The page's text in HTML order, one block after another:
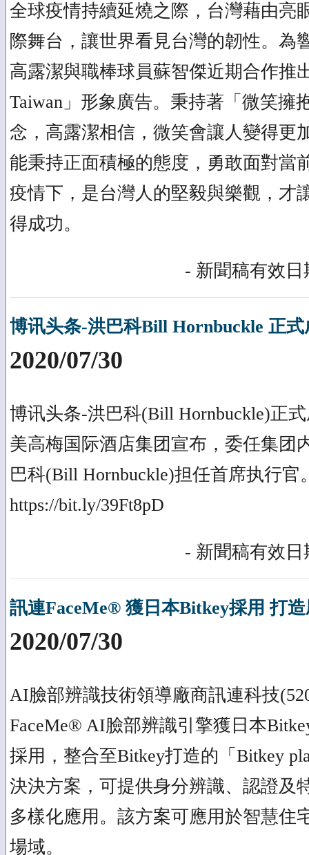
全球疫情持續延燒之際，台灣藉由亮
際舞台，讓世界看見台灣的韌性。為
高露潔與職棒球員蘇智傑近期合作推
Taiwan」形象廣告。秉持著「微笑擁
念，高露潔相信，微笑會讓人變得更
能秉持正面積極的態度，勇敢面對當
疫情下，是台灣人的堅毅與樂觀，才
得成功。
- 新聞稿有效日
博讯头条-洪巴科Bill Hornbuckle 正
2020/07/30
博讯头条-洪巴科(Bill Hornbuckle)正
美高梅国际酒店集团宣布，委任集团
巴科(Bill Hornbuckle)担任首席执行官
https://bit.ly/39Ft8pD
- 新聞稿有效日
訊連FaceMe® 獲日本Bitkey採用 打
2020/07/30
AI臉部辨識技術領導廠商訊連科技
FaceMe® AI臉部辨識引擎獲日本
採用，整合至Bitkey打造的「Bitkey
決決方案，可提供身分辨識、認證及
多樣化應用。該方案可應用於智慧住
場域。